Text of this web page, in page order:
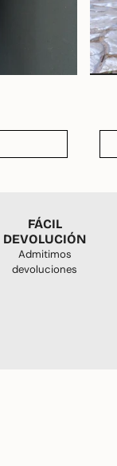
FÁCIL
DEVOLUCIÓN
Admitimos
devoluciones